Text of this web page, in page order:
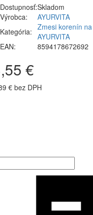
Dostupnosť:Skladom
Výrobca:
AYURVITA
Kategória: Zmesi korenín
AYURVITA
EAN:
8594178672692
€
€ bez DPH